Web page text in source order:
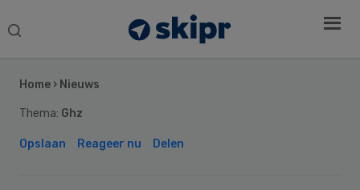
Search
Home › Nieuws
Thema: Ghz
Opslaan Reageer nu Delen
Sidebar